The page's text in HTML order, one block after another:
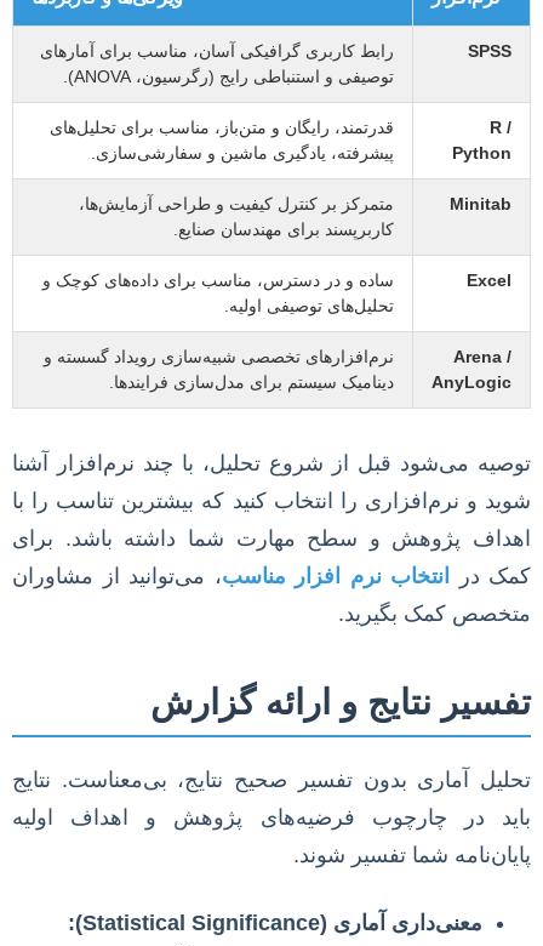
SPSS
رابط کاربری گرافیکی آسان، مناسب برای آمارهای
توصیفی و استنباطی رایج (رگرسیون، ANOVA).
R /
Python
قدرتمند، رایگان و متن‌باز، مناسب برای تحلیل‌های
پیشرفته، یادگیری ماشین و سفارشی‌سازی.
Minitab
متمرکز بر کنترل کیفیت و طراحی آزمایش‌ها،
کاربرپسند برای مهندسان صنایع.
Excel
ساده و در دسترس، مناسب برای داده‌های کوچک و
تحلیل‌های توصیفی اولیه.
Arena /
AnyLogic
نرم‌افزارهای تخصصی شبیه‌سازی رویداد گسسته و
دینامیک سیستم برای مدل‌سازی فرایندها.
توصیه می‌شود قبل از شروع تحلیل، با چند نرم‌افزار آشنا
شوید و نرم‌افزاری را انتخاب کنید که بیشترین تناسب را با
اهداف پژوهش و سطح مهارت شما داشته باشد. برای
کمک در
انتخاب نرم افزار مناسب، می‌توانید از مشاوران
متخصص کمک بگیرید.
تفسیر نتایج و ارائه گزارش
تحلیل آماری بدون تفسیر صحیح نتایج، بی‌معناست. نتایج
باید در چارچوب فرضیه‌های پژوهش و اهداف اولیه
پایان‌نامه شما تفسیر شوند.
معنی‌داری آماری (Statistical Significance):